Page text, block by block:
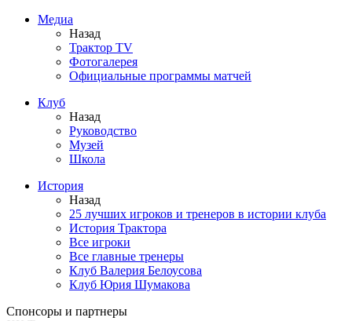
Медиа
Назад
Трактор TV
Фотогалерея
Официальные программы матчей
Клуб
Назад
Руководство
Музей
Школа
История
Назад
25 лучших игроков и тренеров в истории клуба
История Трактора
Все игроки
Все главные тренеры
Клуб Валерия Белоусова
Клуб Юрия Шумакова
Спонсоры и партнеры